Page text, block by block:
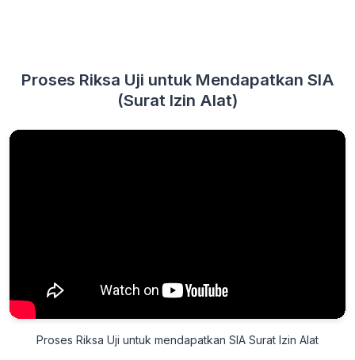
Proses Riksa Uji untuk Mendapatkan SIA
(Surat Izin Alat)
Proses Riksa Uji untuk mendapatkan SIA Surat Izin Alat